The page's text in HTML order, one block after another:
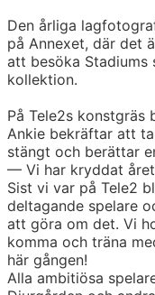
Den årliga
på Annexet, där det
att besöka
kollektion.
På Tele2s
Ankie bekräftar att
stängt och berättar
— Vi har kryddat
Sist vi var på Tele2
deltagande spelare
att göra om det. Vi
komma och träna
här gången!
Alla ambitiösa